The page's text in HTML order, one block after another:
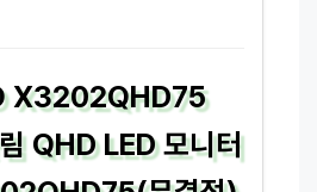
X3202QHD75
QHD LED 모니터